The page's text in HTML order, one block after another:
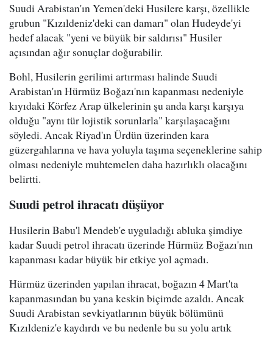
Suudi Arabistan'ın Yemen'deki Husilere karşı, özellikle
grubun "Kızıldeniz'deki can damarı" olan Hudeyde'yi
hedef alacak "yeni ve büyük bir saldırısı" Husiler
açısından ağır sonuçlar doğurabilir.
Bohl, Husilerin gerilimi artırması halinde Suudi
Arabistan'ın Hürmüz Boğazı'nın kapanması nedeniyle
kıyıdaki Körfez Arap ülkelerinin şu anda karşı karşıya
olduğu "aynı tür lojistik sorunlarla" karşılaşacağını
söyledi. Ancak Riyad'ın Ürdün üzerinden kara
güzergahlarına ve hava yoluyla taşıma seçeneklerine sahip
olması nedeniyle muhtemelen daha hazırlıklı olacağını
belirtti.
Suudi petrol ihracatı düşüyor
Husilerin Babu'l Mendeb'e uyguladığı abluka şimdiye
kadar Suudi petrol ihracatı üzerinde Hürmüz Boğazı'nın
kapanması kadar büyük bir etkiye yol açmadı.
Hürmüz üzerinden yapılan ihracat, boğazın 4 Mart'ta
kapanmasından bu yana keskin biçimde azaldı. Ancak
Suudi Arabistan sevkiyatlarının büyük bölümünü
Kızıldeniz'e kaydırdı ve bu nedenle bu su yolu artık